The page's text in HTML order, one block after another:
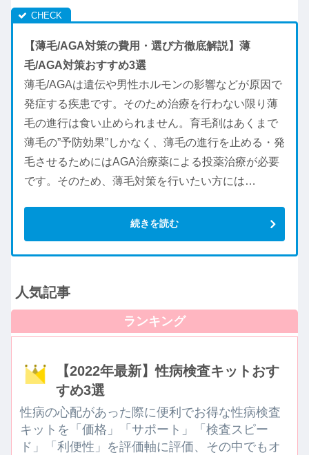
【薄毛/AGA対策の費用・選び方徹底解説】薄
毛/AGA対策おすすめ3選
薄毛/AGAは遺伝や男性ホルモンの影響などが原因で
発症する疾患です。そのため治療を行わない限り薄
毛の進行は食い止められません。育毛剤はあくまで
薄毛の”予防効果”しかなく、薄毛の進行を止める・発
毛させるためにはAGA治療薬による投薬治療が必要
です。そのため、薄毛対策を行いたい方には…
続きを読む
人気記事
【2022年最新】性病検査キットおす
すめ3選
性病の心配があった際に便利でお得な性病検査
キットを「価格」「サポート」「検査スピー
ド」「利便性」を評価軸に評価、その中でもオ